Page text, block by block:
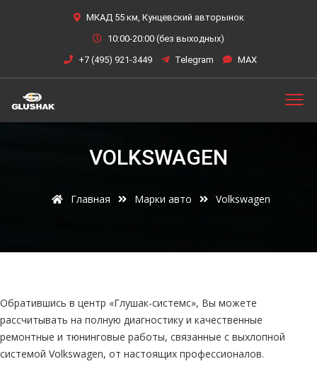
МКАД 55 км, Кунцевский авторынок
10:00-20:00 (без выходных)
+7 (495) 921-3449
Telegram MAX
VOLKSWAGEN
Главная Марки авто Volkswagen
Обратившись в центр «Глушак-системс», Вы можете
рассчитывать на полную диагностику и качественные
ремонтные и тюнинговые работы, связанные с выхлопной
системой Volkswagen, от настоящих профессионалов.